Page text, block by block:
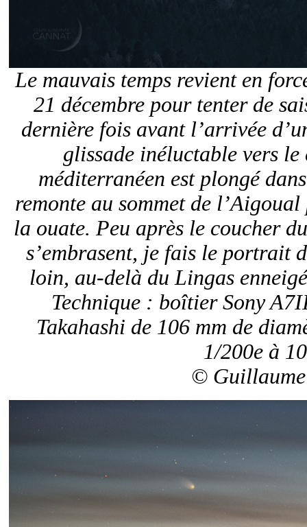
Le mauvais temps revient en
21 décembre pour tenter de
dernière fois avant l’arrivée
glissade inéluctable vers
méditerranéen est plongé
remonte au sommet de
la ouate. Peu après le coucher
s’embrasent, je fais le portrait
loin, au-delà du Lingas
Technique : boîtier Sony
Takahashi de 106 mm de
1/200e à
©